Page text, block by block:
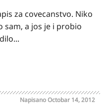
za covecanstvo. Niko
sam, a jos je i probio
NapisanoOctobar 14, 2012